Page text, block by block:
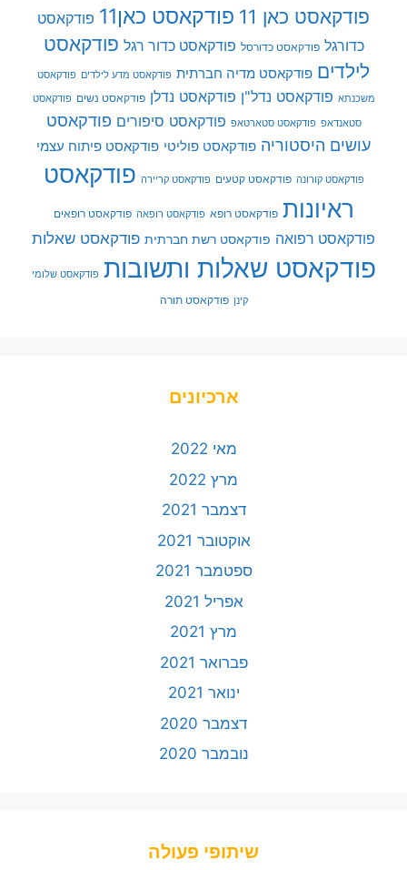
פודקאסט כאן 11 פודקאסט כאן11
פודקאסט
כדורגל פודקאסט כדורסל פודקאסט כדור רגל פודקאסט
לילדים פודקאסט מדיה חברתית פודקאסט מדע לילדים פודקאסט
משכנתא פודקאסט נדל"ן פודקאסט נדלן פודקאסט נשים פודקאסט
סטאנדאפ פודקאסט סטארטאפ פודקאסט סיפורים פודקאסט
עושים היסטוריה פודקאסט פוליטי פודקאסט פיתוח עצמי
פודקאסט קורונה פודקאסט קטעים פודקאסט קריירה פודקאסט
ראיונות פודקאסט רופא פודקאסט רופאה פודקאסט רופאים
פודקאסט רפואה פודקאסט רשת חברתית פודקאסט שאלות
פודקאסט שאלות ותשובות פודקאסט שלומי
קינן פודקאסט תורה
ארכיונים
מאי 2022
מרץ 2022
דצמבר 2021
אוקטובר 2021
ספטמבר 2021
אפריל 2021
מרץ 2021
פברואר 2021
ינואר 2021
דצמבר 2020
נובמבר 2020
שיתופי פעולה